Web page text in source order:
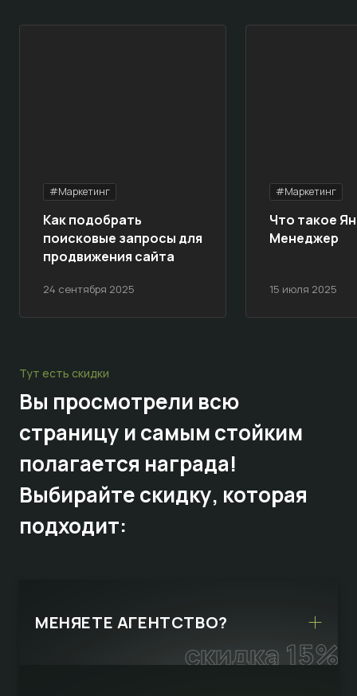
#Маркетинг
24 сентября 2025
Как подобрать
поисковые запросы для
продвижения сайта
#Маркетинг
15 июля 2025
Что такое
Менеджер
Тут есть скидки
Вы просмотрели всю
страницу и самым стойким
полагается награда!
Выбирайтескидку, которая
подходит:
скидка 15%
МЕНЯЕТЕ АГЕНТСТВО?